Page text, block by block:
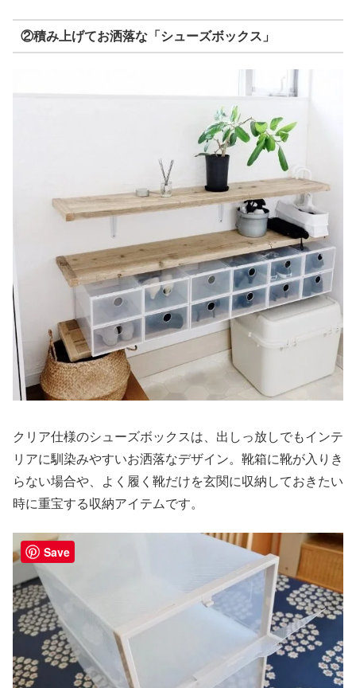
②積み上げてお洒落な「シューズボックス」
クリア仕様のシューズボックスは、出しっ放しでもインテ
リアに馴染みやすいお洒落なデザイン。靴箱に靴が入りき
らない場合や、よく履く靴だけを玄関に収納しておきたい
時に重宝する収納アイテムです。
Save